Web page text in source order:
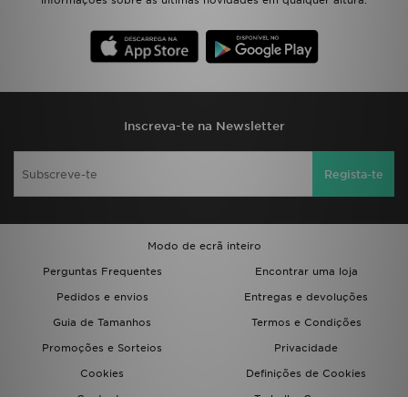
Inscreva-te na Newsletter
Regista-te
Modo de ecrã inteiro
Perguntas Frequentes
Encontrar uma loja
Pedidos e envios
Entregas e devoluções
Guia de Tamanhos
Termos e Condições
Promoções e Sorteios
Privacidade
Cookies
Definições de Cookies